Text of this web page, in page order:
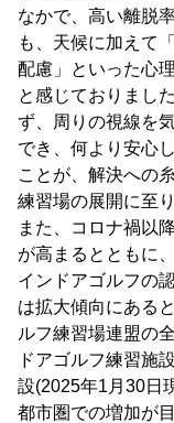
なかで、高い離脱
も、天候に加えて
配慮」といった心
と感じておりまし
ず、周りの視線を
でき、何より安心
ことが、解決への
練習場の展開に至
また、コロナ禍以
が高まるとともに
インドアゴルフの
は拡大傾向にある
ルフ練習場連盟の
ドアゴルフ練習施
設(2025年1月30日
都市圏での増加が